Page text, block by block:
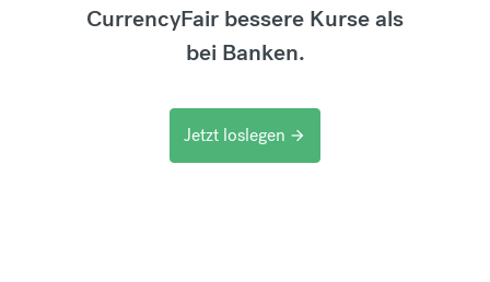
CurrencyFair bessere Kurse als
bei Banken.
Jetzt loslegen arrow_forward